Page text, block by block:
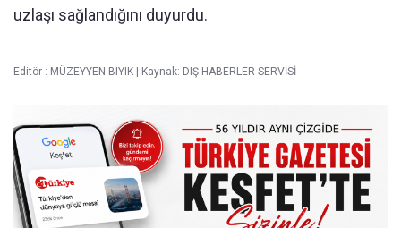
uzlaşı sağlandığını duyurdu.
Editör : MÜZEYYEN BIYIK | Kaynak: DIŞ HABERLER SERVİSİ